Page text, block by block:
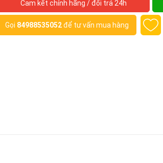
Cam kết chính hãng / đổi trả 24h
Gọi 84988535052để tư vấn mua hàng